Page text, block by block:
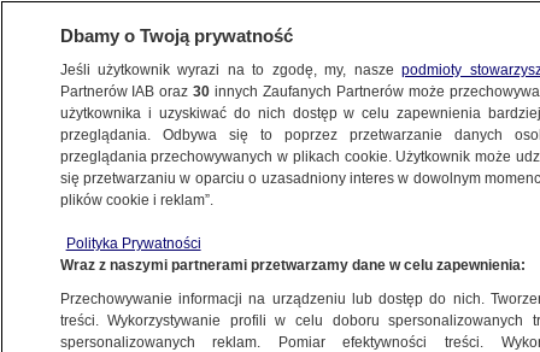
WARSZAWA
ULICE
z autobusem
11.08.2020, 07:50
Dbamy o Twoją prywatność
Jeśli użytkownik wyrazi na to zgodę, my, naszepodmioty
Partnerów IAB oraz30 innych Zaufanych Partnerów może
użytkownika i uzyskiwać do nich dostęp w celu zapewnienia
przeglądania. Odbywa się to poprzez przetwarzanie danych
przeglądania przechowywanych w plikach cookie. Użytkownik może
się przetwarzaniu w oparciu o uzasadniony interes w dowolnym
plików cookie i reklam”.
Polityka Prywatności
Wraz z naszymi partnerami przetwarzamy dane w celu zapewnienia:
Przechowywanie informacji na urządzeniu lub dostęp do nich.
treści. Wykorzystywanie profili w celu doboru spersonalizowanych
spersonalizowanych reklam. Pomiar efektywności treści.